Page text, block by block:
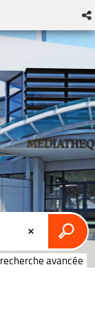
recherche avancée